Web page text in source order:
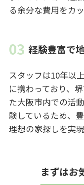
る余分な費用をカッ
経験豊富で
スタッフは10年以
に携わっており、
た大阪市内での活
験しているため、
理想の家探しを実現
まずはお